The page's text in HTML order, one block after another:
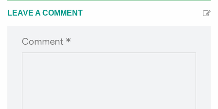
LEAVE A COMMENT
Comment *